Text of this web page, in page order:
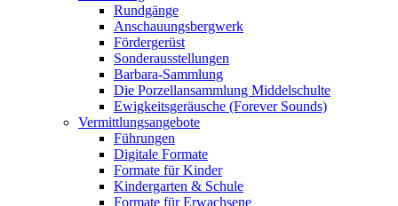
Rundgänge
Anschauungsbergwerk
Fördergerüst
Sonderausstellungen
Barbara-Sammlung
Die Porzellansammlung Middelschulte
Ewigkeitsgeräusche (Forever Sounds)
Vermittlungsangebote
Führungen
Digitale Formate
Formate für Kinder
Kindergarten & Schule
Formate für Erwachsene